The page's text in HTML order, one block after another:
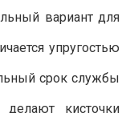
вариант для
упругостью
срок службы
кисточки